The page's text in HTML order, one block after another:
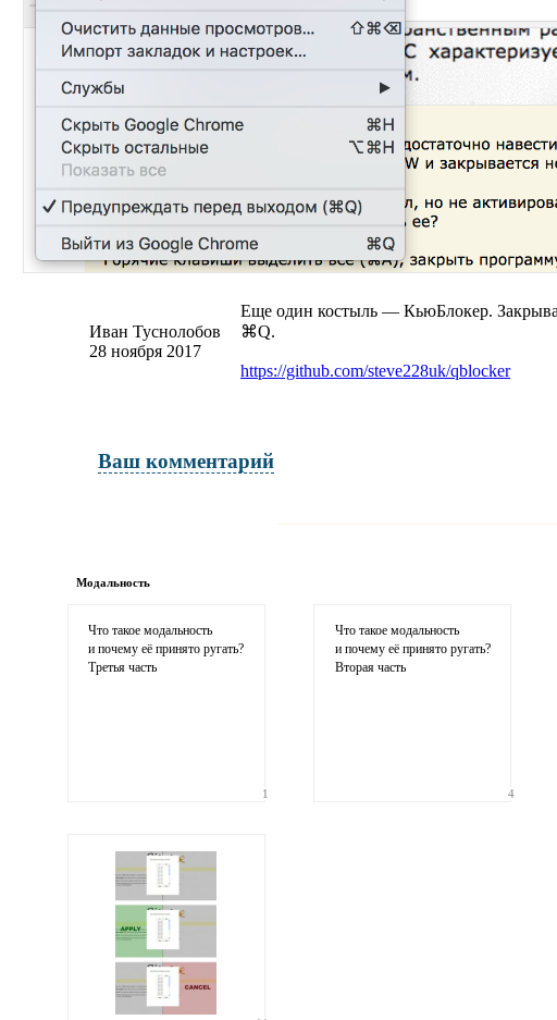
Иван Туснолобов
28 ноября 2017
Еще один костыль — КьюБлокер.
⌘Q.
https://github.com/steve228uk/qblocker
Ваш комментарий
адрес не будет опубликован
Модальность
Что такое модальность
и почему её принято ругать?
Третья часть
1
Что такое модальность
и почему её принято ругать?
Вторая часть
4